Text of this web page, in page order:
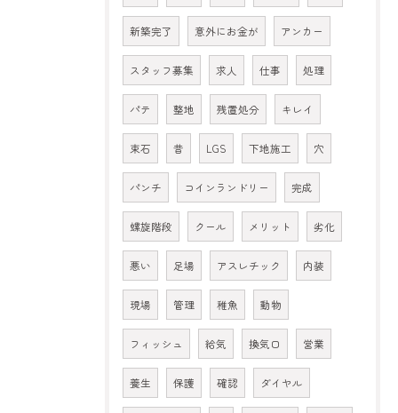
新築完了 意外にお金が アンカー
スタッフ募集 求人 仕事 処理
パテ 整地 残置処分 キレイ
束石 昔 LGS 下地施工 穴
パンチ コインランドリー 完成
螺旋階段 クール メリット 劣化
悪い 足場 アスレチック 内装
現場 管理 稚魚 動物
フィッシュ 給気 換気口 営業
養生 保護 確認 ダイヤル